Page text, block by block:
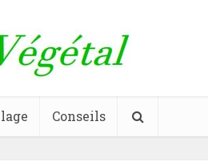
Conseils